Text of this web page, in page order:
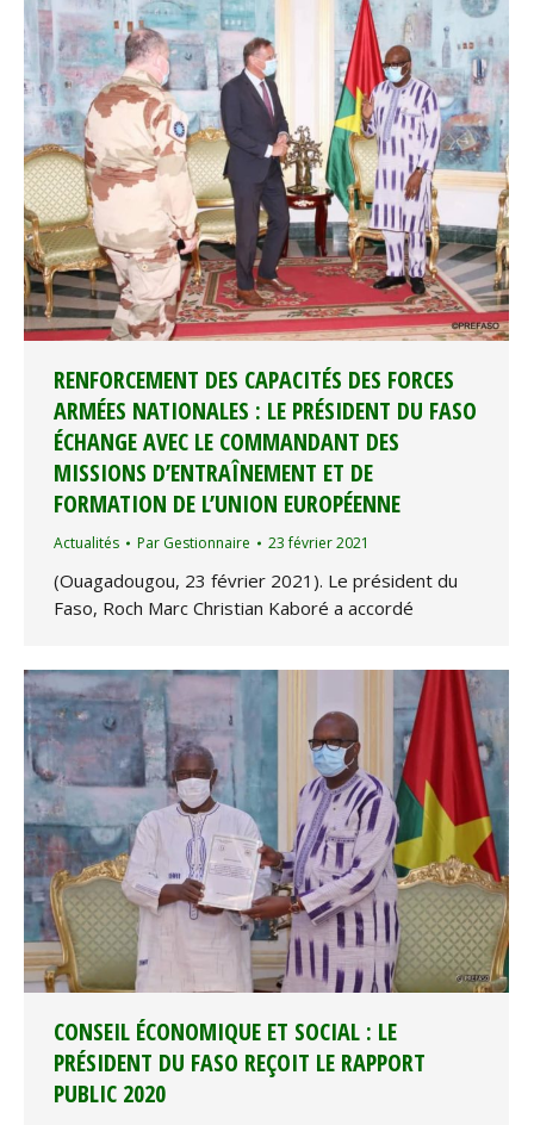
RENFORCEMENT DES CAPACITÉS DES FORCES
ARMÉES NATIONALES : LE PRÉSIDENT DU FASO
ÉCHANGE AVEC LE COMMANDANT DES
MISSIONS D’ENTRAÎNEMENT ET DE
FORMATION DE L’UNION EUROPÉENNE
Actualités Par Gestionnaire 23 février 2021
(Ouagadougou, 23 février 2021). Le président du
Faso, Roch Marc Christian Kaboré a accordé
CONSEIL ÉCONOMIQUE ET SOCIAL : LE
PRÉSIDENT DU FASO REÇOIT LE RAPPORT
PUBLIC 2020